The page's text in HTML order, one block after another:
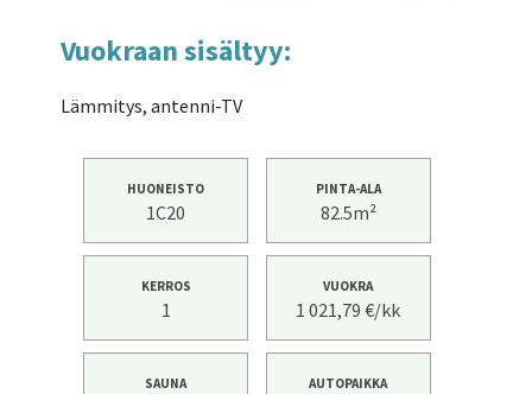
Vuokraan sisältyy:
Lämmitys, antenni-TV
HUONEISTO
1C20
PINTA-ALA
82.5m²
KERROS
1
VUOKRA
1 021,79 €/kk
SAUNA AUTOPAIKKA